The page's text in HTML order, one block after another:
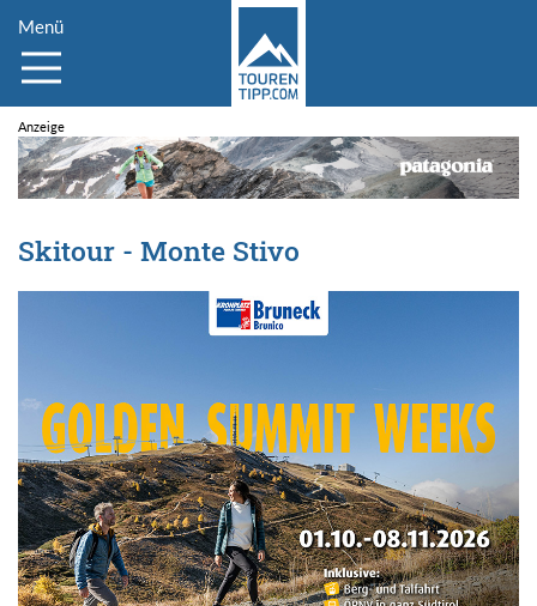
Menü
Skitour - Monte Stivo